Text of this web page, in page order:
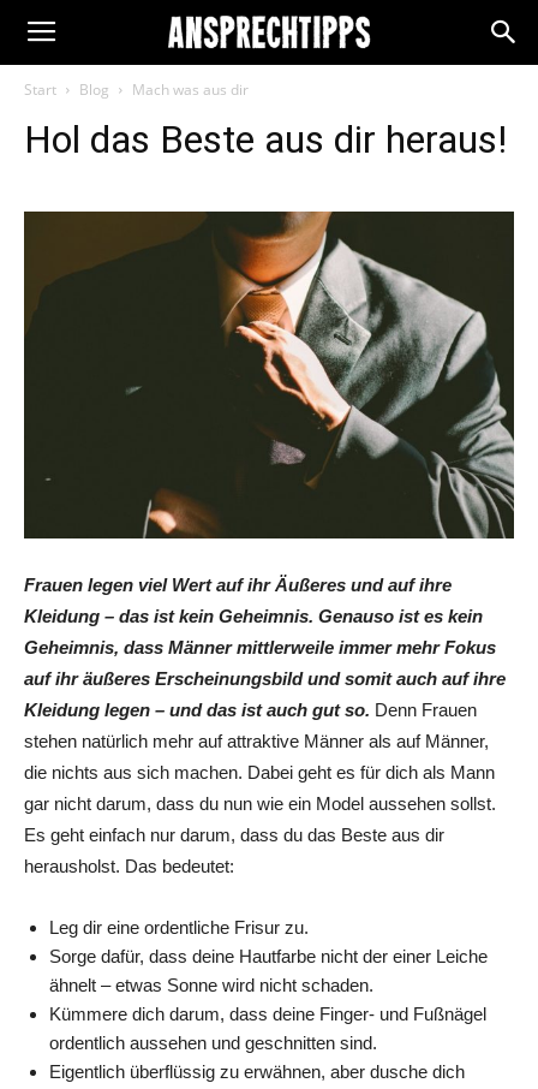
Start Blog Mach was aus dir
Hol das Beste aus dir heraus!
Frauen legen viel Wert auf ihr Äußeres und auf ihre
Kleidung – das ist kein Geheimnis. Genauso ist es kein
Geheimnis, dass Männer mittlerweile immer mehr Fokus
auf ihr äußeres Erscheinungsbild und somit auch auf ihre
Kleidung legen – und das ist auch gut so. Denn Frauen
stehen natürlich mehr auf attraktive Männer als auf Männer,
die nichts aus sich machen. Dabei geht es für dich als Mann
gar nicht darum, dass du nun wie ein Model aussehen sollst.
Es geht einfach nur darum, dass du das Beste aus dir
herausholst. Das bedeutet:
Leg dir eine ordentliche Frisur zu.
Sorge dafür, dass deine Hautfarbe nicht der einer Leiche
ähnelt – etwas Sonne wird nicht schaden.
Kümmere dich darum, dass deine Finger- und Fußnägel
ordentlich aussehen und geschnitten sind.
Eigentlich überflüssig zu erwähnen, aber dusche dich